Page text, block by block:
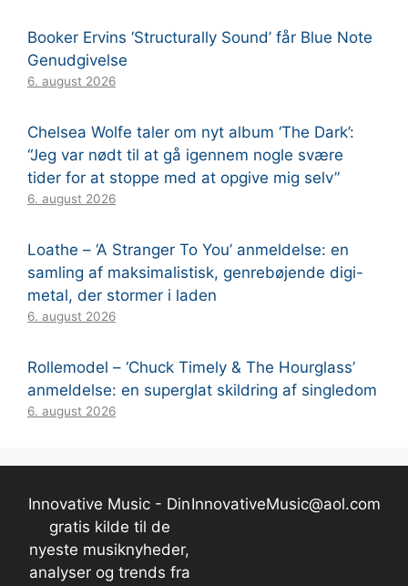
Booker Ervins ‘Structurally Sound’ får Blue Note
Genudgivelse
6. august 2026
Chelsea Wolfe taler om nyt album ‘The Dark’:
“Jeg var nødt til at gå igennem nogle svære
tider for at stoppe med at opgive mig selv”
6. august 2026
Loathe – ‘A Stranger To You’ anmeldelse: en
samling af maksimalistisk, genrebøjende digi-
metal, der stormer i laden
6. august 2026
Rollemodel – ‘Chuck Timely & The Hourglass’
anmeldelse: en superglat skildring af singledom
6. august 2026
Innovative Music - Din
gratis kilde til de
nyeste musiknyheder,
analyser og trends fra
InnovativeMusic@aol.com